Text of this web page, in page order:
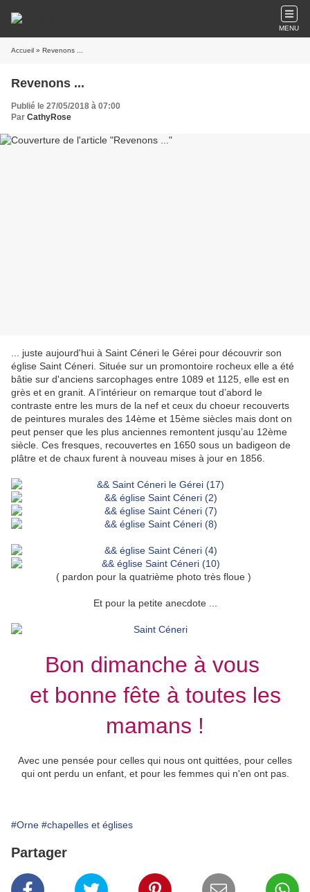
MENU
Accueil » Revenons ...
Revenons ...
Publié le 27/05/2018 à 07:00
Par CathyRose
... juste aujourd'hui à Saint Céneri le Gérei pour découvrir son
église Saint Céneri. Située sur un promontoire rocheux elle a été
bâtie sur d'anciens sarcophages entre 1089 et 1125, elle est en
grès et en granit. A l’intérieur on remarque tout d’abord le
contraste entre les murs de la nef et ceux du choeur recouverts
de peintures murales des 14ème et 15ème siècles mais dont on
peut penser que les plus anciennes remontent jusqu’au 12ème
siècle. Ces fresques, recouvertes en 1650 sous un badigeon de
plâtre et de chaux furent à nouveau mises à jour en 1856.
( pardon pour la quatrième photo très floue )
Et pour la petite anecdote ...
Bon dimanche à vous
et bonne fête à toutes les
mamans !
Avec une pensée pour celles qui nous ont quittées, pour celles
qui ont perdu un enfant, et pour les femmes qui n'en ont pas.
#Orne #chapelles et églises
Partager